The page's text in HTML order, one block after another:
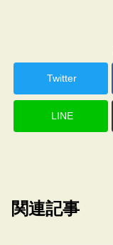
Twitter
LINE
関連記事